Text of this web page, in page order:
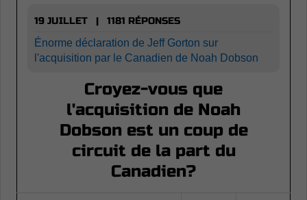
19 JUILLET | 1181 RÉPONSES
Énorme déclaration de Jeff Gorton sur
l'acquisition par le Canadien de Noah Dobson
Croyez-vous que
l'acquisition de Noah
Dobson est un coup de
circuit de la part du
Canadien?